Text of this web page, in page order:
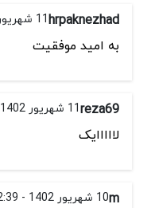
hrpaknezhad11 شهریور 1402 - 18:17
به امید موفقیت
reza6911 شهریور 1402 - 13:36
لااااایک
m10 شهریور 1402 - 22:39